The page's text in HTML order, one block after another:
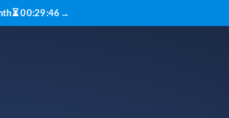
⏳00:29:45 →